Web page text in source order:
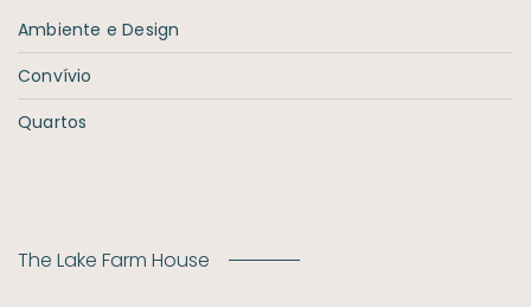
Ambiente e Design
Convívio
Quartos
The Lake Farm House